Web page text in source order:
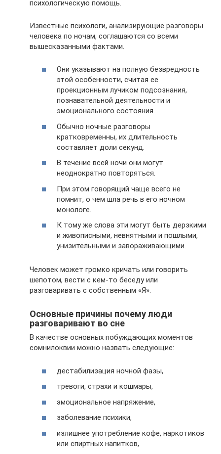
психологическую помощь.
Известные психологи, анализирующие разговоры
человека по ночам, соглашаются со всеми
вышесказанными фактами.
Они указывают на полную безвредность
этой особенности, считая ее
проекционным лучиком подсознания,
познавательной деятельности и
эмоционального состояния.
Обычно ночные разговоры
кратковременны, их длительность
составляет доли секунд.
В течение всей ночи они могут
неоднократно повторяться.
При этом говорящий чаще всего не
помнит, о чем шла речь в его ночном
монологе.
К тому же слова эти могут быть дерзкими
и живописными, невнятными и пошлыми,
унизительными и завораживающими.
Человек может громко кричать или говорить
шепотом, вести с кем-то беседу или
разговаривать с собственным «Я».
Основные причины почему люди
разговаривают во сне
В качестве основных побуждающих моментов
сомнилоквии можно назвать следующие:
дестабилизация ночной фазы,
тревоги, страхи и кошмары,
эмоциональное напряжение,
заболевание психики,
излишнее употребление кофе, наркотиков
или спиртных напитков,